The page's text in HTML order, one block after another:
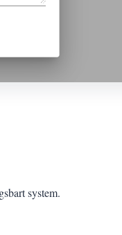
system.